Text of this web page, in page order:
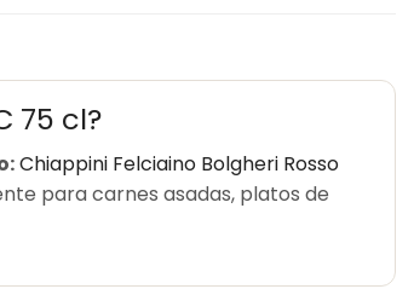
75 cl?
Chiappini Felciaino Bolgheri Rosso
para carnes asadas, platos de